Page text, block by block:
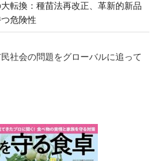
転換：種苗法再改正、革新的新品
危険性
社会の問題をグローバルに追って